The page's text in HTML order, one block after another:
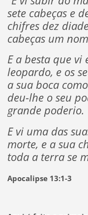
sete cabeças e
chifres dez
cabeças um
E a besta que vi
leopardo, e os
a sua boca
deu-lhe o seu
grande poderio.
E vi uma das
morte, e a sua
toda a terra se
Apocalipse 13:1-3